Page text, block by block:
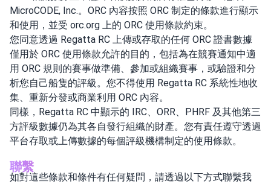
MicroCODE, Inc.。ORC 內容按照 ORC 制定的條款進行顯示
和使用，並受 orc.org 上的 ORC 使用條款約束。
您同意透過 Regatta RC 上傳或存取的任何 ORC 證書數據
僅用於 ORC 使用條款允許的目的，包括為在競賽通知中適
用 ORC 規則的賽事做準備、參加或組織賽事，或驗證和分
析您自己船隻的評級。您不得使用 Regatta RC 系統性地收
集、重新分發或商業利用 ORC 內容。
同樣，Regatta RC 中顯示的 IRC、ORR、PHRF 及其他第三
方評級數據仍為其各自發行組織的財產。您有責任遵守透過
平台存取或上傳數據的每個評級機構制定的使用條款。
聯繫
如對這些條款和條件有任何疑問，請透過以下方式聯繫我